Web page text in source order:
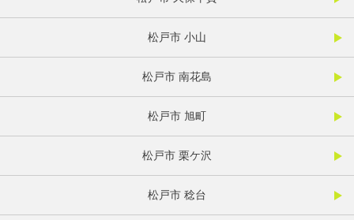
松戸市 小山
松戸市 南花島
松戸市 旭町
松戸市 栗ケ沢
松戸市 稔台